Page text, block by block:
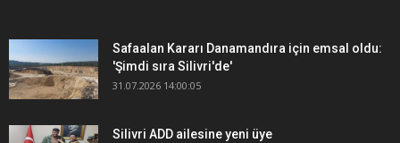
Safaalan Kararı Danamandıra için emsal oldu:
'Şimdi sıra Silivri'de'
31.07.2026 14:00:05
Silivri ADD ailesine yeni üye